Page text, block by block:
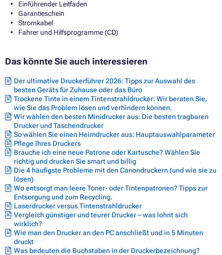
Einführender Leitfaden
Garantieschein
Stromkabel
Fahrer und Hilfsprogramme (CD)
Das könnte Sie auch interessieren
Der ultimative Druckerführer 2026: Tipps zur Auswahl des
besten Geräts für Zuhause oder das Büro
Trockene Tinte in einem Tintenstrahldrucker: Wir beraten Sie,
wie Sie das Problem lösen und verhindern können.
Wir wählen den besten Minidrucker aus: Die besten tragbaren
Drucker und Taschendrucker
So wählen Sie einen Heimdrucker aus: Hauptauswahlparameter
Pflege Ihres Druckers
Brauche ich eine neue Patrone oder Kartusche? Wählen Sie
richtig und drucken Sie smart und billig
Die 4 häufigste Probleme mit den Canondruckern (und wie sie zu
lösen)
Wo entsorgt man leere Toner- oder Tintenpatronen? Tipps zur
Entsorgung und zum Recycling.
Laserdrucker versus Tintenstrahldrucker
Vergleich günstiger und teurer Drucker – was lohnt sich
wirklich?
Wie man den Drucker an den PC anschließt und in 5 Minuten
druckt
Was bedeuten die Buchstaben in der Druckerbezeichnung?